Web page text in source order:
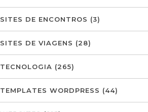
SITES DE ENCONTROS (3)
SITES DE VIAGENS (28)
TECNOLOGIA (265)
TEMPLATES WORDPRESS (44)